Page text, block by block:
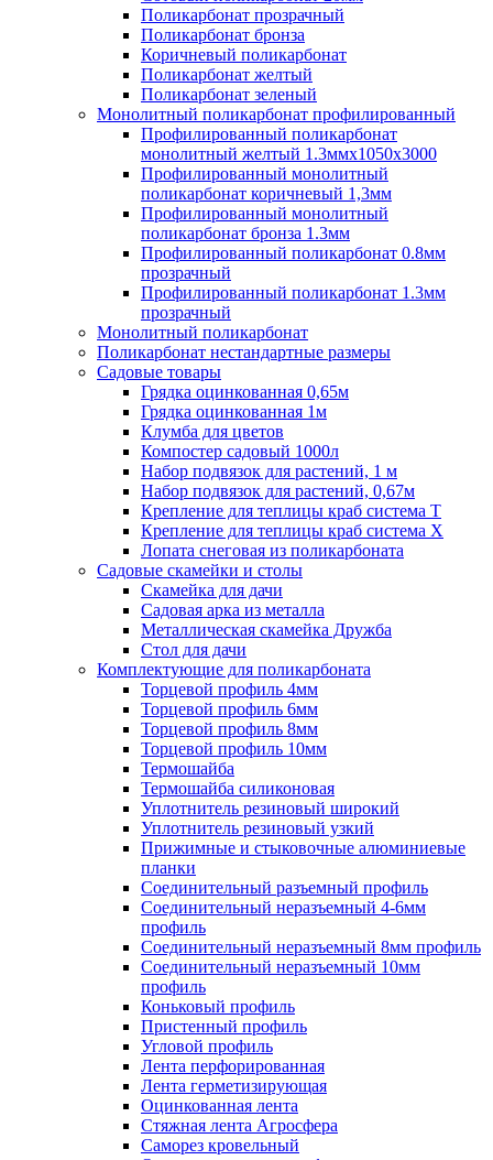
Поликарбонат прозрачный
Поликарбонат бронза
Коричневый поликарбонат
Поликарбонат желтый
Поликарбонат зеленый
Монолитный поликарбонат профилированный
Профилированный поликарбонат
монолитный желтый 1.3ммх1050х3000
Профилированный монолитный
поликарбонат коричневый 1,3мм
Профилированный монолитный
поликарбонат бронза 1.3мм
Профилированный поликарбонат 0.8мм
прозрачный
Профилированный поликарбонат 1.3мм
прозрачный
Монолитный поликарбонат
Поликарбонат нестандартные размеры
Садовые товары
Грядка оцинкованная 0,65м
Грядка оцинкованная 1м
Клумба для цветов
Компостер садовый 1000л
Набор подвязок для растений, 1 м
Набор подвязок для растений, 0,67м
Крепление для теплицы краб система Т
Крепление для теплицы краб система Х
Лопата снеговая из поликарбоната
Садовые скамейки и столы
Скамейка для дачи
Садовая арка из металла
Металлическая скамейка Дружба
Стол для дачи
Комплектующие для поликарбоната
Торцевой профиль 4мм
Торцевой профиль 6мм
Торцевой профиль 8мм
Торцевой профиль 10мм
Термошайба
Термошайба силиконовая
Уплотнитель резиновый широкий
Уплотнитель резиновый узкий
Прижимные и стыковочные алюминиевые
планки
Соединительный разъемный профиль
Соединительный неразъемный 4-6мм
профиль
Соединительный неразъемный 8мм профиль
Соединительный неразъемный 10мм
профиль
Коньковый профиль
Пристенный профиль
Угловой профиль
Лента перфорированная
Лента герметизирующая
Оцинкованная лента
Стяжная лента Агросфера
Саморез кровельный